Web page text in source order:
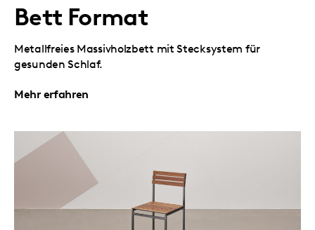
Bett Format
Metallfreies Massivholzbett mit Stecksystem für
gesunden Schlaf.
Mehr erfahren